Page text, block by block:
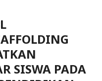
SISWA PADA